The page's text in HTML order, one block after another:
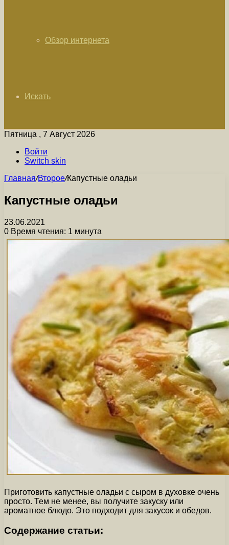
Обзор интернета
Искать
Пятница , 7 Август 2026
Войти
Switch skin
Главная/Второе/Капустные оладьи
Капустные оладьи
23.06.2021
0 Время чтения: 1 минута
Приготовить капустные оладьи с сыром в духовке очень
просто. Тем не менее, вы получите закуску или
ароматное блюдо. Это подходит для закусок и обедов.
Содержание статьи: